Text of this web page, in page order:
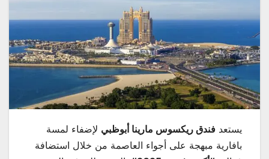
يستعد فندق ريكسوس مارينا أبوظبي لإضفاء لمسة
بافارية مبهجة على أجواء العاصمة من خلال استضافة